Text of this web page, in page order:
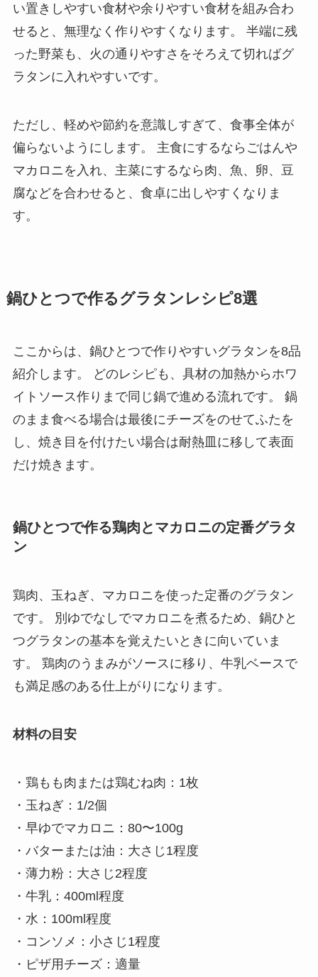
い置きしやすい食材や余りやすい食材を組み合わ
せると、無理なく作りやすくなります。 半端に残
った野菜も、火の通りやすさをそろえて切ればグ
ラタンに入れやすいです。
ただし、軽めや節約を意識しすぎて、食事全体が
偏らないようにします。 主食にするならごはんや
マカロニを入れ、主菜にするなら肉、魚、卵、豆
腐などを合わせると、食卓に出しやすくなりま
す。
鍋ひとつで作るグラタンレシピ8選
ここからは、鍋ひとつで作りやすいグラタンを8品
紹介します。 どのレシピも、具材の加熱からホワ
イトソース作りまで同じ鍋で進める流れです。 鍋
のまま食べる場合は最後にチーズをのせてふたを
し、焼き目を付けたい場合は耐熱皿に移して表面
だけ焼きます。
鍋ひとつで作る鶏肉とマカロニの定番グラタ
ン
鶏肉、玉ねぎ、マカロニを使った定番のグラタン
です。 別ゆでなしでマカロニを煮るため、鍋ひと
つグラタンの基本を覚えたいときに向いていま
す。 鶏肉のうまみがソースに移り、牛乳ベースで
も満足感のある仕上がりになります。
材料の目安
・鶏もも肉または鶏むね肉：1枚
・玉ねぎ：1/2個
・早ゆでマカロニ：80〜100g
・バターまたは油：大さじ1程度
・薄力粉：大さじ2程度
・牛乳：400ml程度
・水：100ml程度
・コンソメ：小さじ1程度
・ピザ用チーズ：適量